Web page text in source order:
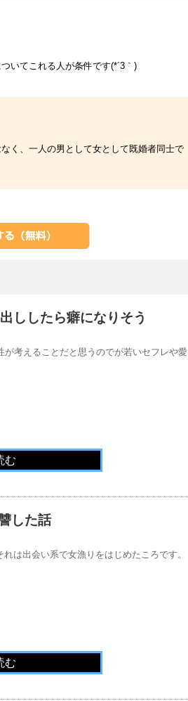
いてこれる人が条件です(*´3｀)
く、一人の男として女として既婚者同士で
ししたら癖になりそう
が考えることだと思うのでが若いセフレや愛
む
した話
は出会い系で女漁りをはじめたころです。
む